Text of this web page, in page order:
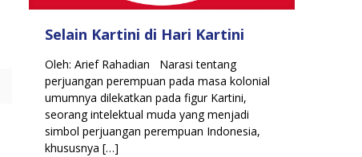
Selain Kartini di Hari Kartini
Oleh: Arief Rahadian Narasi tentang
perjuangan perempuan pada masa kolonial
umumnya dilekatkan pada figur Kartini,
seorang intelektual muda yang menjadi
simbol perjuangan perempuan Indonesia,
khususnya […]